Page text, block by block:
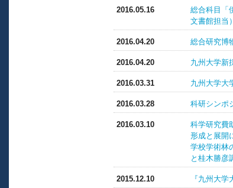
2016.05.16
総合科目「
文書館担当
2016.04.20 総合研究博
2016.04.20 九州大学新
2016.03.31 九州大学大
2016.03.28 科研シンポ
2016.03.10
科学研究費
形成と展開
学校学術林
と桂木勝彦
2015.12.10 『九州大